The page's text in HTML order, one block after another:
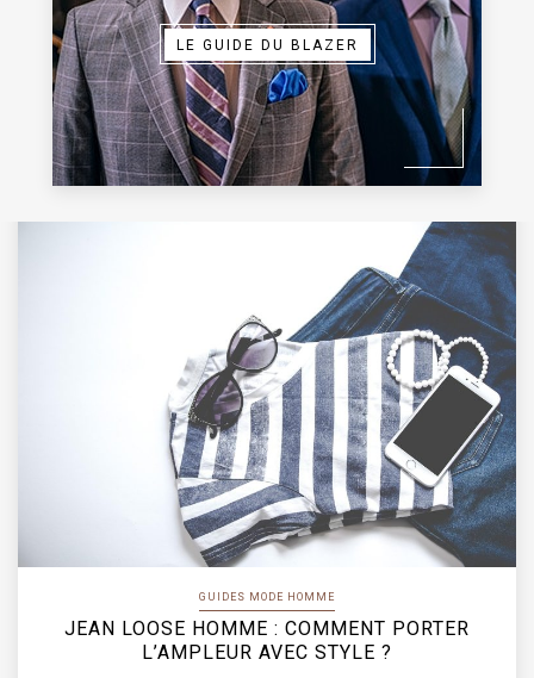
LE GUIDE DU BLAZER
GUIDES MODE HOMME
JEAN LOOSE HOMME : COMMENT PORTER
L’AMPLEUR AVEC STYLE ?